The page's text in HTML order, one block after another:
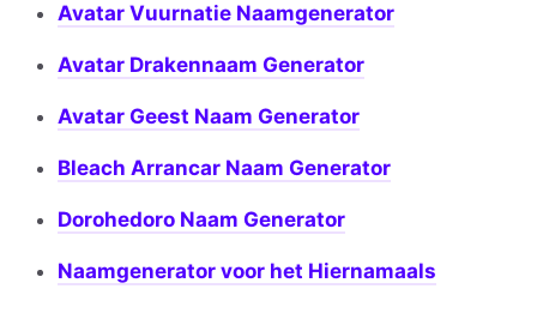
Avatar Vuurnatie Naamgenerator
Avatar Drakennaam Generator
Avatar Geest Naam Generator
Bleach Arrancar Naam Generator
Dorohedoro Naam Generator
Naamgenerator voor het Hiernamaals